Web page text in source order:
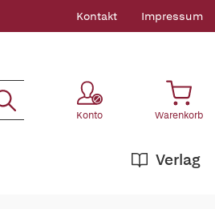
Kontakt Impressum
Konto Warenkorb
Verlag